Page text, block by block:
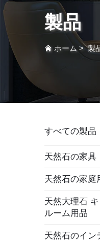
製品
ホーム >製
すべての製品
天然石の家具
天然石の家庭
天然大理石
ルーム用品
天然石のイン